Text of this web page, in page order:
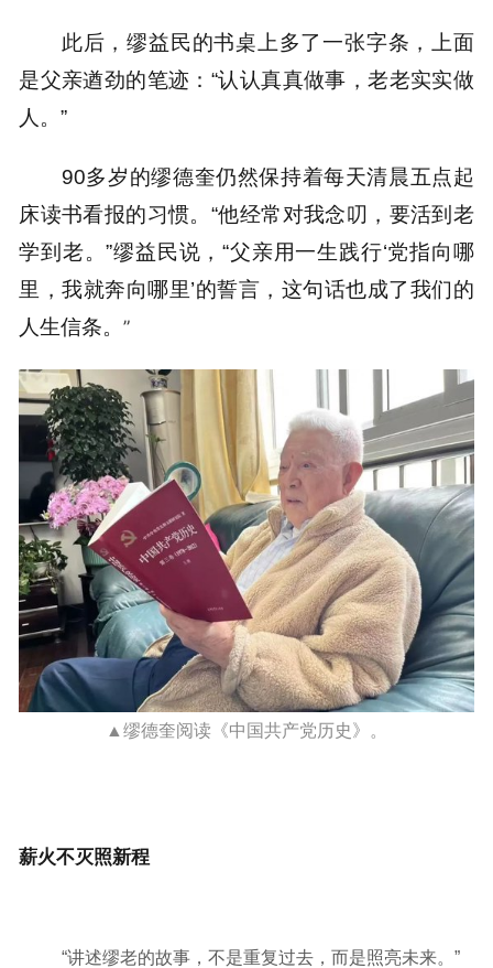
此后，缪益民的书桌上多了一张字条，上面
是父亲遒劲的笔迹：“认认真真做事，老老实实做
人。”
90多岁的缪德奎仍然保持着每天清晨五点起
床读书看报的习惯。“他经常对我念叨，要活到老
学到老。”缪益民说，“父亲用一生践行‘党指向哪
里，我就奔向哪里’的誓言，这句话也成了我们的
人生信条。”
▲缪德奎阅读《中国共产党历史》。
薪火不灭照新程
“讲述缪老的故事，不是重复过去，而是照亮未来。”